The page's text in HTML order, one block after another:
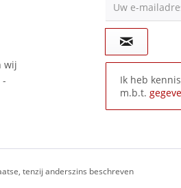
wij
-
Uw e-
Ik heb
m.b.t.
tenzij anderszins beschreven